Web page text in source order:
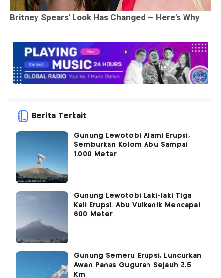
Berita Terkait
Gunung Lewotobi Alami Erupsi,
Semburkan Kolom Abu Sampai
1.000 Meter
Gunung Lewotobi Laki-laki Tiga
Kali Erupsi, Abu Vulkanik Mencapai
600 Meter
Gunung Semeru Erupsi, Luncurkan
Awan Panas Guguran Sejauh 3,5
Km